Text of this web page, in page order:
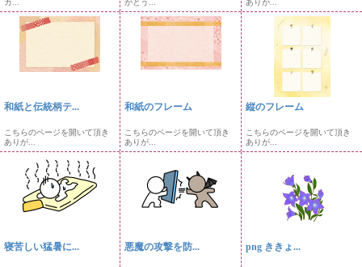
カ...
がとう...
ありが...
和紙と伝統柄テ...
こちらのページを開いて頂き
ありが...
和紙のフレーム
こちらのページを開いて頂き
ありが...
縦のフレーム
こちらのページを開いて頂き
ありが...
寝苦しい猛暑に... 悪魔の攻撃を防... png ききょ...